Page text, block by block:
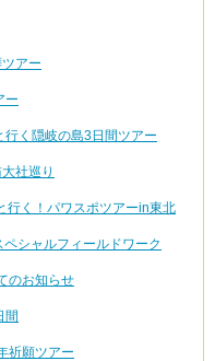
アー
ー
く隠岐の島3日間ツアー
社巡り
行く！パワスポツアーin東北
シャルフィールドワーク
のお知らせ
間
祈願ツアー